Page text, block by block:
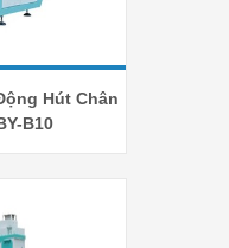
Hút Chân
B10